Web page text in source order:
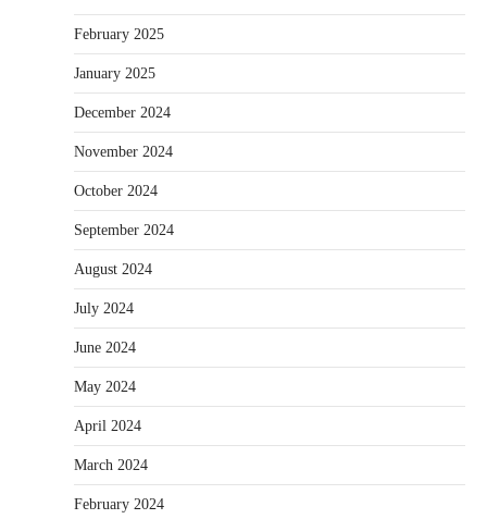
February 2025
January 2025
December 2024
November 2024
October 2024
September 2024
August 2024
July 2024
June 2024
May 2024
April 2024
March 2024
February 2024